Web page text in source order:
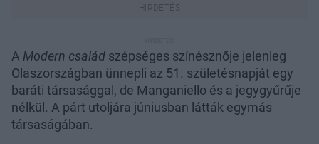
A Modern család szépséges színésznője jelenleg
Olaszországban ünnepli az 51. születésnapját egy
baráti társasággal, de Manganiello és a jegygyűrűje
nélkül. A párt utoljára júniusban látták egymás
társaságában.